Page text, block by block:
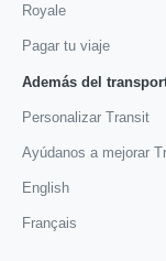
Royale
Pagar tu viaje
Además del
Personalizar Transit
Ayúdanos a mejorar
English
Français